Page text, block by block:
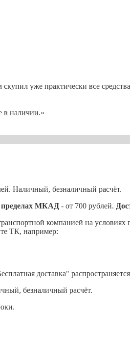
уже практически все
в наличии.»
Наличный, безналичный расчёт.
пределах МКАД - от 700 рублей.
компанией на
ТК, например:
доставка"
безналичный расчёт.